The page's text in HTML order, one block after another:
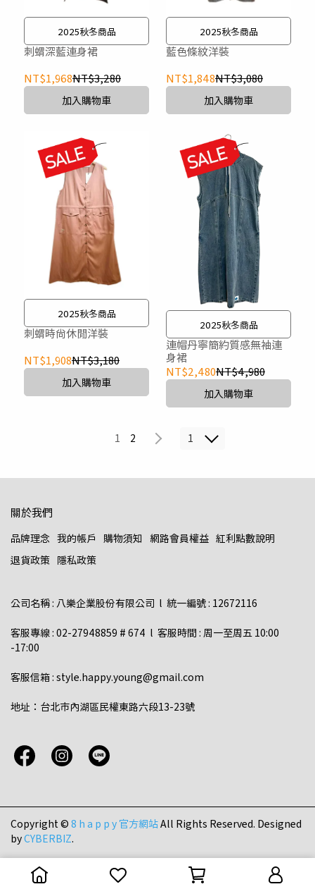
2025秋冬商品
刺蝟深藍連身裙
NT$1,968NT$3,280
加入購物車
2025秋冬商品
藍色條紋洋裝
NT$1,848NT$3,080
加入購物車
2025秋冬商品
刺蝟時尚休閒洋裝
NT$1,908NT$3,180
加入購物車
2025秋冬商品
連帽丹寧簡約質感無袖連
身裙
NT$2,480NT$4,980
加入購物車
1 2 1
關於我們
品牌理念 我的帳戶 購物須知 網路會員權益 紅利點數說明
退貨政策 隱私政策
公司名稱 : 八樂企業股份有限公司  l  統一編號 : 12672116
客服專線 : 02-27948859 # 674  l  客服時間 : 周一至周五 10:00
-17:00
客服信箱 : style.happy.young@gmail.com
地址：台北市內湖區民權東路六段13-23號
Copyright © 8 h a p p y 官方網站All Rights Reserved. Designed
byCYBERBIZ.